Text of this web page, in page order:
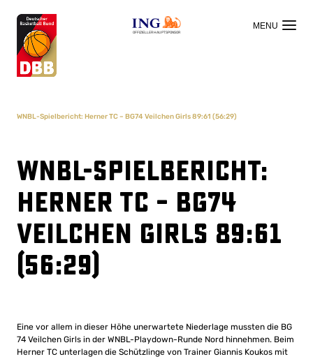
OFFIZIELLER HAUPTSPONSOR
WNBL-Spielbericht: Herner TC – BG74 Veilchen Girls 89:61 (56:29)
WNBL-Spielbericht:
Herner TC – BG74
Veilchen Girls 89:61
(56:29)
Eine vor allem in dieser Höhe unerwartete Niederlage mussten die BG
74 Veilchen Girls in der WNBL-Playdown-Runde Nord hinnehmen. Beim
Herner TC unterlagen die Schützlinge von Trainer Giannis Koukos mit